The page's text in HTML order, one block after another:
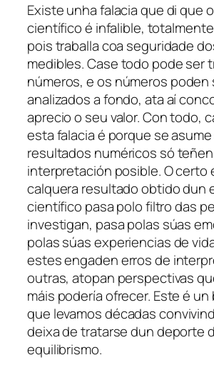
Existe unha falacia que di que
científico é infalible,
pois traballa coa seguridade
medibles. Case todo pode ser
números, e os números poden
analizados a fondo, ata aí
aprecio o seu valor. Con todo,
esta falacia é porque se
resultados numéricos só
interpretación posible. O certo
calquera resultado obtido dun
científico pasa polo filtro das
investigan, pasa polas súas
polas súas experiencias de
estes engaden erros de
outras, atopan perspectivas
máis podería ofrecer. Este é un
que levamos décadas
deixa de tratarse dun deporte
equilibrismo.